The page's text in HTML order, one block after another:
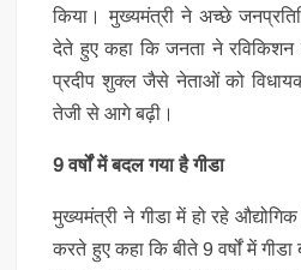
किया। मुख्यमंत्री ने अच्छे
देते हुए कहा कि जनता ने
प्रदीप शुक्ल जैसे नेताओं को
तेजी से आगे बढ़ी।
9 वर्षों में बदल गया है गीडा
मुख्यमंत्री ने गीडा में हो रहे
करते हुए कहा कि बीते 9 वर्षों में